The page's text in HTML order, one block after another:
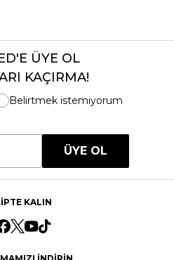
ÜYE OL
KAÇIRMA!
Belirtmek istemiyorum
ÜYE OL
KALIN